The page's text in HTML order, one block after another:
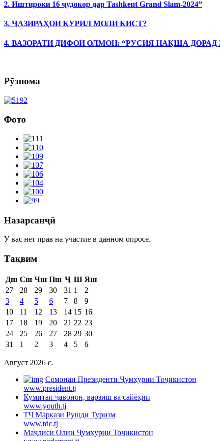
2. Иштироки 16 ҷудокор дар Tashkent Grand Slam-2024”
3. ҶАЗИРАҲОИ КУРИЛ МОЛИ КИСТ?
4. ВАЗОРАТИ ДИФОИ ОЛМОН: “РУСИЯ НАҚША
Рӯзнома
Фото
Назарсанҷӣ
У вас нет прав на участие в данном опросе.
Тақвим
Дш Сш Чш Пш Ҷ Ш Яш
27
28 29 30 31 1
2
3
4 5 6 7 8
9
10
11 12 13 14 15 16
17
18 19 20 21 22 23
24
25 26 27 28 29 30
31
1 2 3 4 5 6
Август 2026 c.
Cомонаи Президенти Ҷумҳурии Тоҷикистон
www.president.tj
Кумитаи ҷавонон, варзиш ва сайёҳии
www.youth.tj
ТҶ Маркази Рушди Туризм
www.tdc.tj
Маҷлиси Олии Ҷумҳурии Тоҷикистон